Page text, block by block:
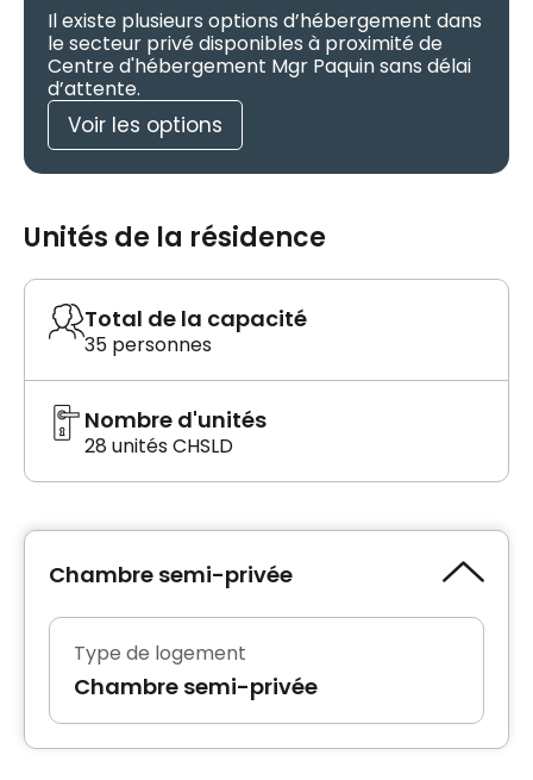
Il existe plusieurs options d’hébergement dans
le secteur privé disponibles à proximité de
Centre d'hébergement Mgr Paquin sans délai
d’attente.
Voir les options
Unités de la résidence
Total de la capacité
35 personnes
Nombre d'unités
28 unités CHSLD
Chambre semi-privée
Type de logement
Chambre semi-privée